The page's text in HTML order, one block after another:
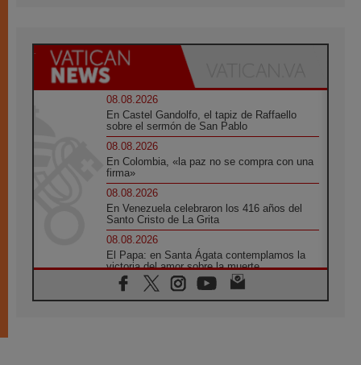
08.08.2026
En Castel Gandolfo, el tapiz de Raffaello
sobre el sermón de San Pablo
08.08.2026
En Colombia, «la paz no se compra con una
firma»
08.08.2026
En Venezuela celebraron los 416 años del
Santo Cristo de La Grita
08.08.2026
El Papa: en Santa Ágata contemplamos la
victoria del amor sobre la muerte
08.08.2026
León XIV visitará el Santuario de la Madre